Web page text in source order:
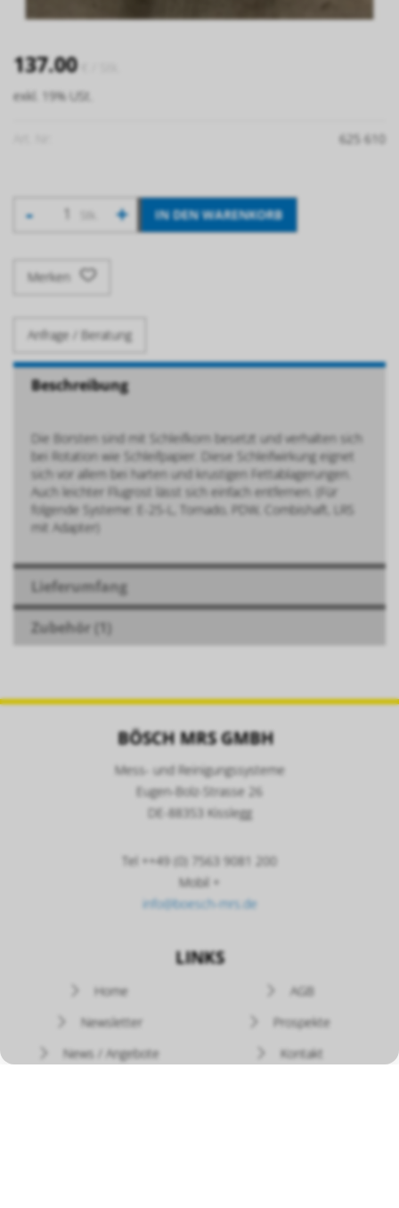
137.00
exkl. 19% USt.
625 610
- + IN DEN WARENKORB
Merken
Anfrage / Beratung
Beschreibung
Die Borsten sind mit Schleifkorn besetzt und verhalten sich
bei Rotation wie Schleifpapier. Diese Schleifwirkung eignet
sich vor allem bei harten und krustigen Fettablagerungen.
Auch leichter Flugrost lässt sich einfach entfernen. (Für
folgende Systeme: E-25-L, Tornado, PDW, Combishaft, LRS
mit Adapter)
Lieferumfang
Zubehör (1)
BÖSCH MRS GMBH
Mess- und Reinigungssysteme
Eugen-Bolz-Strasse 26
DE-88353 Kisslegg
Tel ++49 (0) 7563 9081 200
Mobil +
info@boesch-mrs.de
LINKS
überspringen
Home
AGB
Newsletter
Prospekte
News / Angebote
Kontakt